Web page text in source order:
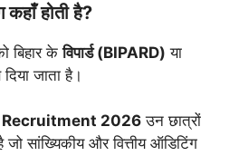
होती है?
बिहार केविपार्ड (BIPARD) या
दिया जाता है।
Recruitment 2026 उन छात्रों
सांख्यिकीय और वित्तीय ऑडिटिंग